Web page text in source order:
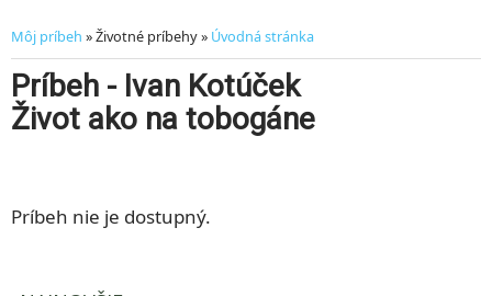
Môj príbeh » Životné príbehy » Úvodná stránka
Príbeh - Ivan Kotúček
Život ako na tobogáne
Príbeh nie je dostupný.